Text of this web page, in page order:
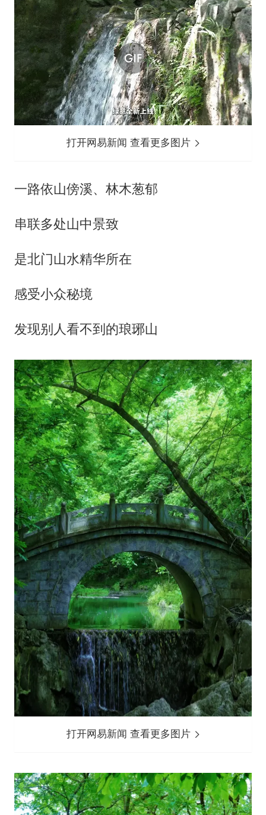
打开网易新闻 查看更多图片
一路依山傍溪、林木葱郁
串联多处山中景致
是北门山水精华所在
感受小众秘境
发现别人看不到的琅琊山
打开网易新闻 查看更多图片